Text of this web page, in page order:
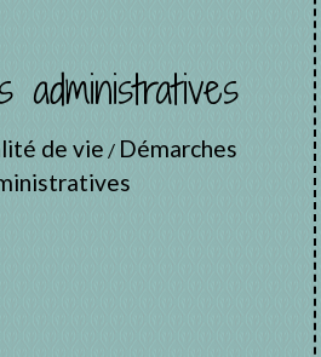
administratives
de vie / Démarches